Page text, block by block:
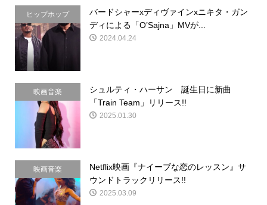
ヒップホップ
バードシャーxディヴァインxニキタ・ガン
ディによる「O’Sajna」MVが...
2024.04.24
映画音楽
シュルティ・ハーサン 誕生日に新曲
「Train Team」リリース!!
2025.01.30
映画音楽
Netflix映画『ナイーブな恋のレッスン』サ
ウンドトラックリリース!!
2025.03.09